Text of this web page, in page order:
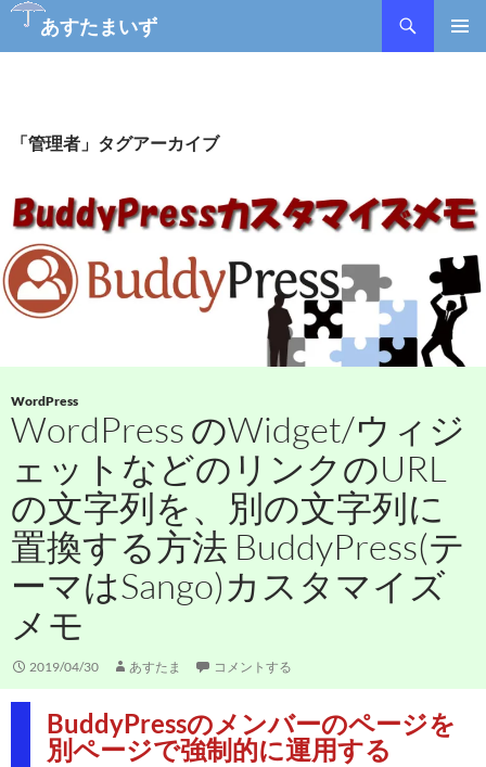
あすたまいず
ツ
キ
ッ
プ
「管理者」タグアーカイブ
WordPress
WordPress のWidget/ウィジ
ェットなどのリンクのURL
の文字列を、別の文字列に
置換する方法 BuddyPress(テ
ーマはSango)カスタマイズ
メモ
2019/04/30 あすたま コメントする
BuddyPressのメンバーのページを
別ページで強制的に運用する